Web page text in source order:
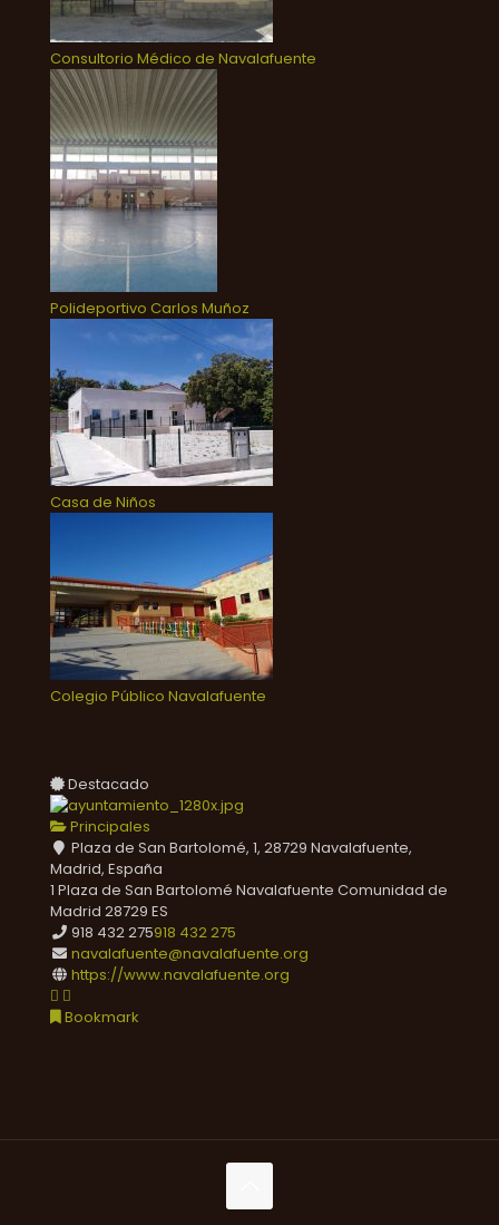
Consultorio Médico de Navalafuente
Polideportivo Carlos Muñoz
Casa de Niños
Colegio Público Navalafuente
Destacado
Principales
Plaza de San Bartolomé, 1, 28729 Navalafuente,
Madrid, España
1 Plaza de San Bartolomé Navalafuente Comunidad de
Madrid 28729 ES
918 432 275918 432 275
navalafuente@navalafuente.org
https://www.navalafuente.org
Bookmark